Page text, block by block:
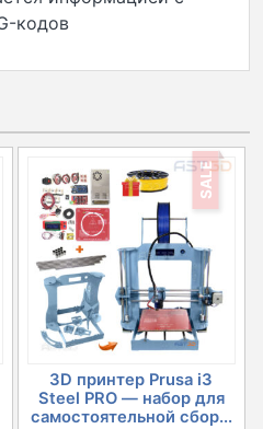
кодов
SALE
3D принтер Prusa i3
Steel PRO — набор для
самостоятельной сбор...